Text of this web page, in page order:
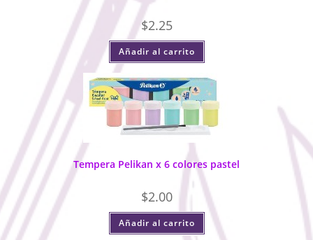
$2.25
Añadir al carrito
Tempera Pelikan x 6 colores pastel
$2.00
Añadir al carrito